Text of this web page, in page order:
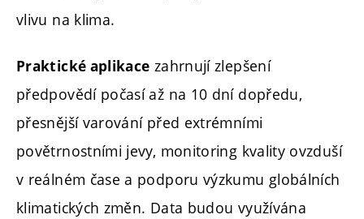
vlivu na klima.
Praktické aplikace zahrnují zlepšení
předpovědí počasí až na 10 dní dopředu,
přesnější varování před extrémními
povětrnostními jevy, monitoring kvality ovzduší
v reálném čase a podporu výzkumu globálních
klimatických změn. Data budou využívána